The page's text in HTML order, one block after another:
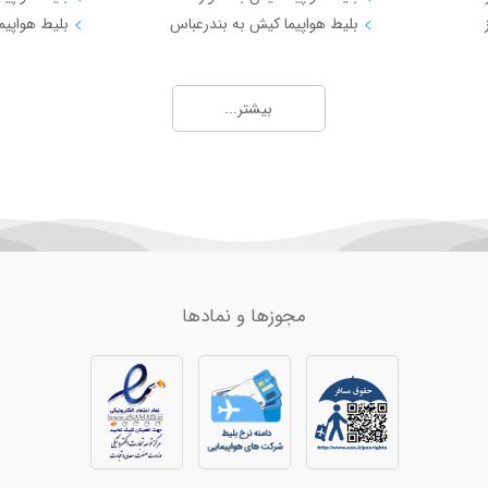
31,465
6,517
77,274
10,790
ایلام 13,295
گرگان 8,502
بلیط هواپیما کیش به بندرعباس
بلیط
بیشتر...
مجوزها و نمادها